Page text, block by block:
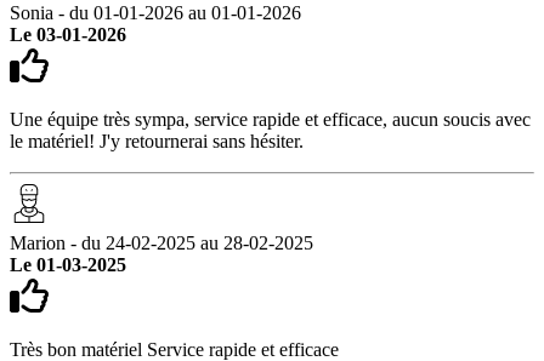
Sonia - du 01-01-2026 au 01-01-2026
Le 03-01-2026
Une équipe très sympa, service rapide et efficace, aucun soucis avec
le matériel! J'y retournerai sans hésiter.
Marion - du 24-02-2025 au 28-02-2025
Le 01-03-2025
Très bon matériel Service rapide et efficace